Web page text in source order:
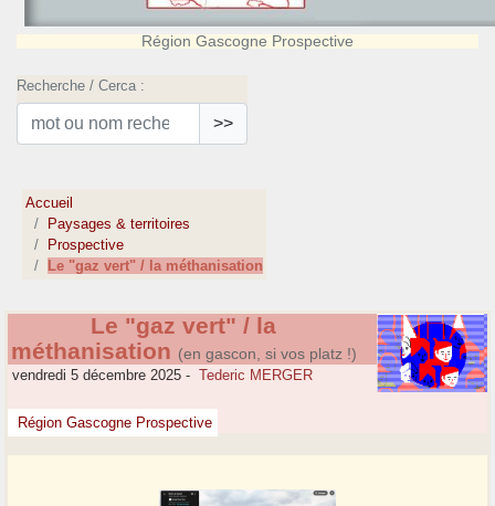
Région Gascogne Prospective
Recherche / Cerca :
>>
Accueil
Paysages & territoires
Prospective
Le "gaz vert" / la méthanisation
Le "gaz vert" / la
méthanisation (en gascon, si vos platz !)
vendredi 5 décembre 2025 - Tederic MERGER
Région Gascogne Prospective